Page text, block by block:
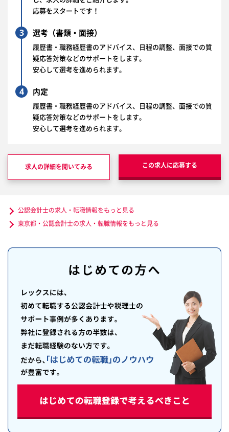
応募をスタートです！
3 選考（書類・面接）
履歴書・職務経歴書のアドバイス、日程の調整、面接での質
疑応答対策などのサポートをします。
安心して選考を進められます。
4 内定
履歴書・職務経歴書のアドバイス、日程の調整、面接での質
疑応答対策などのサポートをします。
安心して選考を進められます。
求人の詳細を聞いてみる この求人に応募する
公認会計士の求人・転職情報をもっと見る
東京都・公認会計士の求人・転職情報をもっと見る